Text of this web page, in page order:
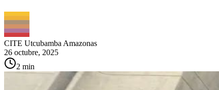
CITE Utcubamba Amazonas
26 octubre, 2025
2 min